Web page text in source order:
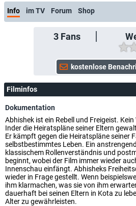
Info im TV Forum Shop
3Fans
Filminfos
Dokumentation
Abhishek ist ein Rebell und Freigeist.
Inder die Heiratspläne seiner Eltern
Er kämpft gegen die Heiratspläne seiner
selbstbestimmtes Leben. Ein
klassischem Rollenverständnis und
beginnt, wobei der Film immer wieder
Innenschau einfängt. Abhisheks
wieder in Frage gestellt. Wenn
ihm klarmachen, was sie von ihm
dauerhaft bei seinen Eltern in Kota zu
Alter zu gewährleisten.